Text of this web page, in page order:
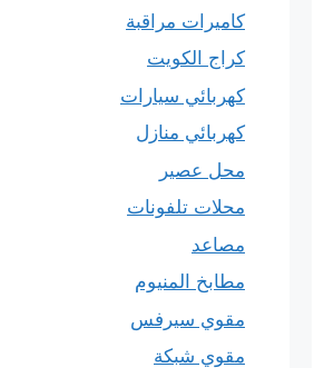
كاميرات مراقبة
كراج الكويت
كهربائي سيارات
كهربائي منازل
محل عصير
محلات تلفونات
مصاعد
مطابخ المنيوم
مقوي سيرفس
مقوي شبكة